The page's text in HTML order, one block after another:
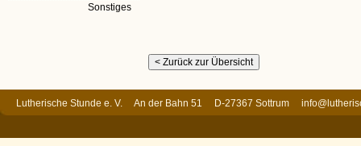
Sonstiges
Lutherische Stunde e. V. An der Bahn 51 D-27367 Sottrum